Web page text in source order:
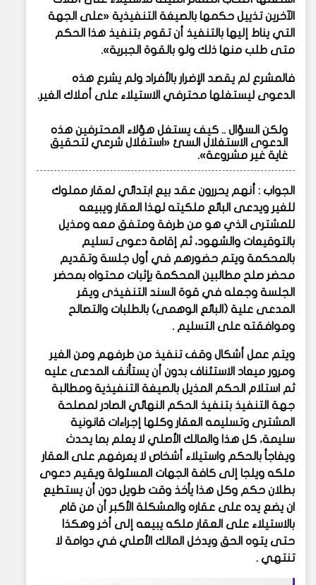
الآخرين تذييل حكمها بالصيغة التنفيذية «على الجهة
التي يناط إليها بالتنفيذ أن تقوم بتنفيذ هذا الحكم
متى طلب منها ذلك ولو بالقوة الجبرية».
فالمشرع لم يقصد الإضرار بالأفراد ولم يشرع هذه
الدعوى ليستغلها محترفي الاستيلاء على أملاك الغير.
ولكن السؤال .. كيف يستغل هؤلاء المحترفين هذه
الدعوى الاستغلال السئ «استغلال شرعي لتحقيق
غاية غير مشروعة».
الجواب : أنهم يحررون عقد بيع ابتدائي لعقار مملوك
للغير ويدعى البائع ملكيته لهذا العقار ويبيعه
للمشترى الذي هو من طرفة ومتفق معه ومذيل
بالتوقيعات والشهود، ثم إقامة دعوى تسليم
بالمحكمة ويتم حضورهم في أول جلسة وتقديم
محضر صلح مطالبين المحكمة بإثبات محتواه بمحضر
الجلسة وجعله في قوة السند التنفيذى ويقر
المدعى علية (البائع الوهمى) بالطلبات والتصالح
وموافقته على التسليم .
ويتم عمل أشكال وقف تنفيذ من طرفهم ومن الغير
ومرور ميعاد الاستئناف بدون أن يستأنف المدعى عليه
ثم استلام الحكم المذيل بالصيغة التنفيذية ومطالبة
جهة التنفيذ بتنفيذ الحكم النهائي الصادر لمصلحة
المشترى وتسليمه العقار وكلها إجراءات قانونية
سليمة، كل هذا والمالك الأصلي لا يعلم بما يحدث
ويفاجأ بالحكم واستيلاء أشخاص لا يعرفهم على العقار
ملكه ويلجا إلى كافة الجهات المسئولة ويقيم دعوى
بطلان حكم وكل هذا يأخذ وقت طويل دون أن يستطيع
ان يضع يده على عقاره والمشكلة الأكبر أن من قام
بالاستيلاء على العقار ملكه يبيعه إلى أخر وهكذا
حتى يتوه الحق ويدخل المالك الأصلي في دوامة لا
تنتهي .